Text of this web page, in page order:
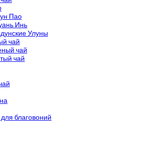
Пао
Инь
Улуны
чай
чай
чай
благовоний